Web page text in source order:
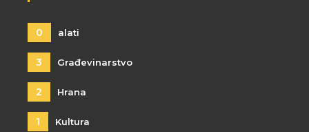
0 alati
3 Građevinarstvo
2 Hrana
1 Kultura